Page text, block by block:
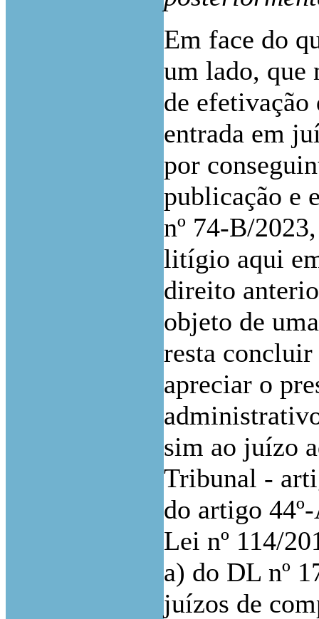
Em face do
um lado, que
de
entrada em
por
publicação e
nº 74-B/
litígio aqui
direito
objeto de
resta concluir
apreciar o
sim ao juízo
Tribunal -
do artigo
Lei nº 114/
a) do DL nº
juízos de